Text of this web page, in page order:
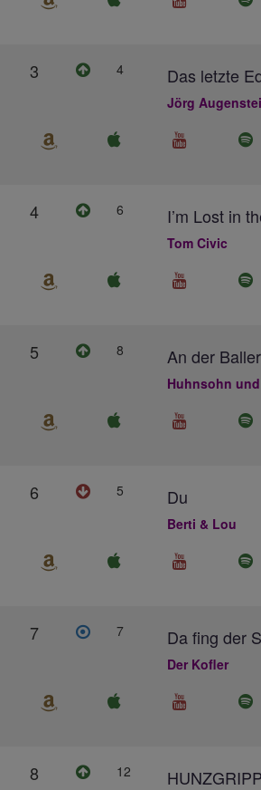
3 4 Das letzte
Jörg
4 6 I’m Lost in
Tom Civic
5 8 An der
Huhnsohn
6 5 Du
Berti & Lou
7 7 Da fing der
Der Kofler
8 12